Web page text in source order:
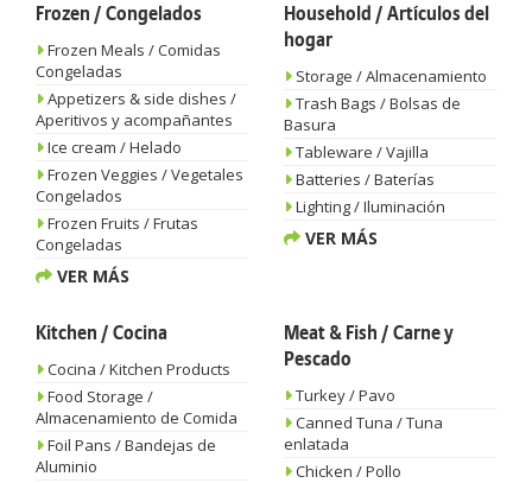
Frozen / Congelados
Frozen Meals / Comidas
Congeladas
Appetizers & side dishes /
Aperitivos y acompañantes
Ice cream / Helado
Frozen Veggies / Vegetales
Congelados
Frozen Fruits / Frutas
Congeladas
VER MÁS
Household / Artículos del
hogar
Storage / Almacenamiento
Trash Bags / Bolsas de
Basura
Tableware / Vajilla
Batteries / Baterías
Lighting / Iluminación
VER MÁS
Kitchen / Cocina
Cocina / Kitchen Products
Food Storage /
Almacenamiento de Comida
Foil Pans / Bandejas de
Aluminio
Meat & Fish / Carne y
Pescado
Turkey / Pavo
Canned Tuna / Tuna
enlatada
Chicken / Pollo